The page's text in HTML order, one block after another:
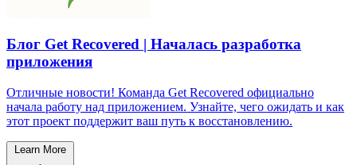
Блог Get Recovered | Началась разработка
приложения
Отличные новости! Команда Get Recovered официально
начала работу над приложением. Узнайте, чего ожидать и как
этот проект поддержит ваш путь к восстановлению.